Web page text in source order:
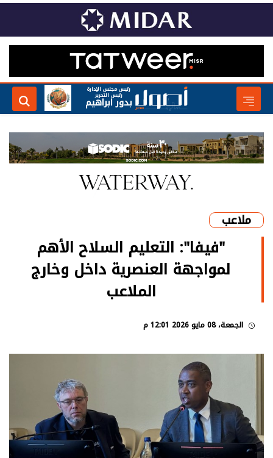
رئيس مجلس الإدارة
رئيس التحرير
بدور ابراهيم
ملاعب
"فيفا": التعليم السلاح الأهم
لمواجهة العنصرية داخل وخارج
الملاعب
الجمعة، 08 مايو 2026 12:01 م